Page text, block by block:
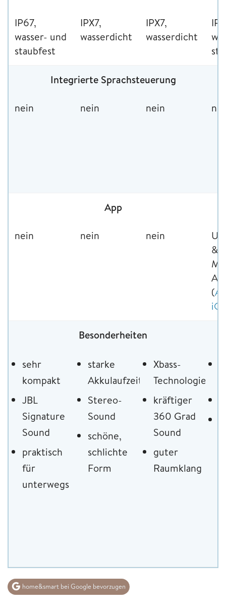
IP67,
wasser- und
staubfest
IPX7,
wasserdicht
IPX7,
wasserdicht
Integrierte Sprachsteuerung
nein nein nein
App
nein nein nein
&
(
Besonderheiten
sehr
kompakt
JBL
Signature
Sound
praktisch
für
unterwegs
starke
Akkulaufzeit
Stereo-
Sound
schöne,
schlichte
Form
Xbass-
Technologie
kräftiger
360 Grad
Sound
guter
Raumklang
home&smart bei Google bevorzugen